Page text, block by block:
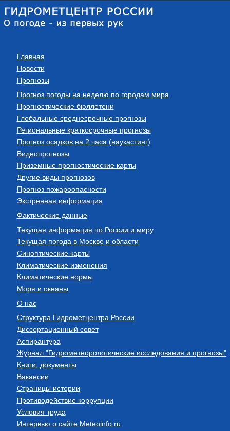
Главная
Новости
Прогнозы
Прогноз погоды на неделю по городам мира
Прогностические бюллетени
Глобальные среднесрочные прогнозы
Региональные краткосрочные прогнозы
Прогноз осадков на 2 часа (наукастинг)
Видеопрогнозы
Приземные прогностические карты
Другие виды прогнозов
Прогноз пожароопасности
Экстренная информация
Фактические данные
Текущая информация по России и миру
Текущая погода в Москве и области
Синоптические карты
Климатические изменения
Климатические нормы
Моря и океаны
О нас
Структура Гидрометцентра России
Диссертационный совет
Аспирантура
Журнал "Гидрометеорологические исследования и прогнозы"
Книги, документы
Вакансии
Страницы истории
Противодействие коррупции
Условия труда
Интервью о сайте Meteoinfo.ru